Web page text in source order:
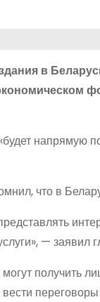
в
напрямую
что в
— заявил
получить